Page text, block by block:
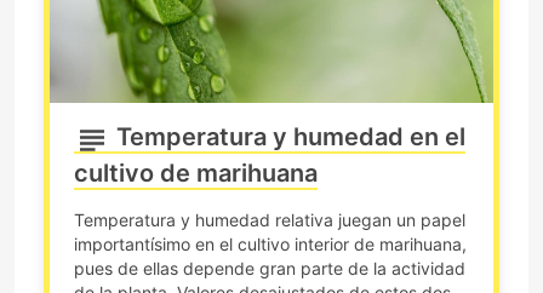
Temperatura y humedad en el
cultivo de marihuana
Temperatura y humedad relativa juegan un papel
importantísimo en el cultivo interior de marihuana,
pues de ellas depende gran parte de la actividad